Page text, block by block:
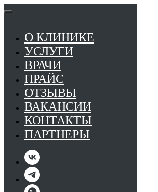
О КЛИНИКЕ
УСЛУГИ
ВРАЧИ
ПРАЙС
ОТЗЫВЫ
ВАКАНСИИ
КОНТАКТЫ
ПАРТНЕРЫ